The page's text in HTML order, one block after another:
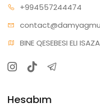
+994557244474
contact@da
BINE QESEBESI ELI
Hesabım